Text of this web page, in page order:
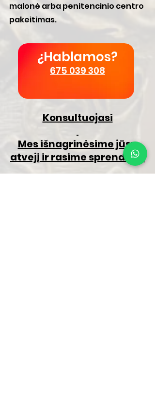
malonė arba penitencinio centro
pakeitimas.
¿Hablamos?
675 039 308
Konsultuojasi
Mes išnagrinėsime jūsų
atvejį ir rasime sprendimą